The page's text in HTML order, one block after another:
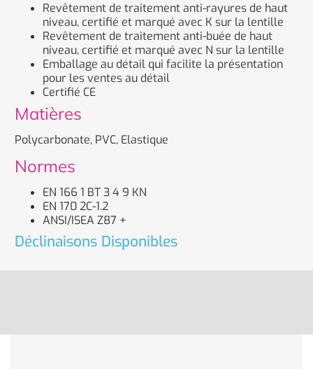
Revêtement de traitement anti-rayures de haut
niveau, certifié et marqué avec K sur la lentille
Revêtement de traitement anti-buée de haut
niveau, certifié et marqué avec N sur la lentille
Emballage au détail qui facilite la présentation
pour les ventes au détail
Certifié CE
Matières
Polycarbonate, PVC, Elastique
Normes
EN 166 1 BT 3 4 9 KN
EN 170 2C-1.2
ANSI/ISEA Z87 +
Déclinaisons Disponibles